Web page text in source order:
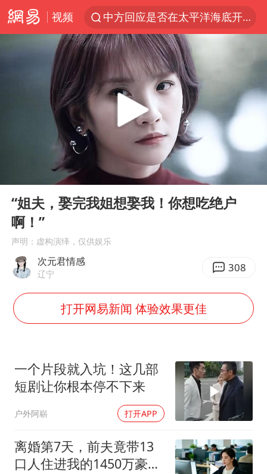
视频
中方回应是否在太平洋海底开采稀土
看守所辅警收受10万获刑1年
宇树科技发行价格150.80元/股
宇树科技王兴兴身家有望超200亿元
五粮液渠道价一箱上涨近百元
CIA被曝已秘密设立古巴工作组
多地要求领导干部带头休假
法国将禁止“未经同意的电话营销”
我国编制完成新版全月地质图
“深圳地面沉降致车辆损坏”不实
外交部发言人就广岛核爆81周年等答记者问
中国“五箭齐发”反制美国
首次证实！“胶球”存在
奋进开新局 实干挑大梁
Play
05:40
“姐夫，娶完我姐想娶我！你想吃绝户
啊！”
声明：虚构演绎，仅供娱乐
次元君情感
辽宁 308
打开网易新闻 体验效果更佳
一个片段就入坑！这几部
短剧让你根本停不下来
户外阿崭 打开APP
离婚第7天，前夫竟带13
口人住进我的1450万豪